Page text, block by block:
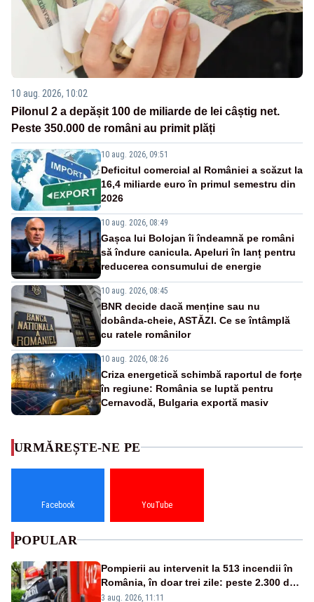
10 aug. 2026, 10:02
Pilonul 2 a depășit 100 de miliarde de lei câștig net.
Peste 350.000 de români au primit plăți
10 aug. 2026, 09:51
Deficitul comercial al României a scăzut la
16,4 miliarde euro în primul semestru din
2026
10 aug. 2026, 08:49
Gașca lui Bolojan îi îndeamnă pe români
să îndure canicula. Apeluri în lanț pentru
reducerea consumului de energie
10 aug. 2026, 08:45
BNR decide dacă menține sau nu
dobânda-cheie, ASTĂZI. Ce se întâmplă
cu ratele românilor
10 aug. 2026, 08:26
Criza energetică schimbă raportul de forțe
în regiune: România se luptă pentru
Cernavodă, Bulgaria exportă masiv
URMĂREȘTE-NE PE
Facebook YouTube
POPULAR
Pompierii au intervenit la 513 incendii în
România, în doar trei zile: peste 2.300 de
hectare de teren au fost afectate
3 aug. 2026, 11:11